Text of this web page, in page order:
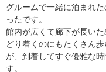
グルームで一緒に泊まれ
ったです。
館内が広くて廊下が長い
どり着くのにもたくさん
が、到着してすぐ優雅な
す。